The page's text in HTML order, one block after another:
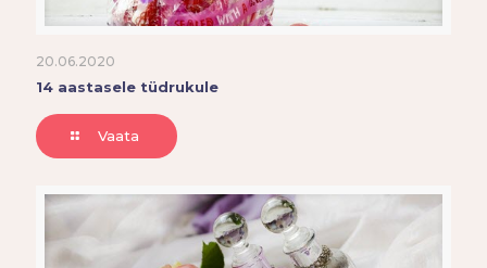
20.06.2020
14 aastasele tüdrukule
Vaata